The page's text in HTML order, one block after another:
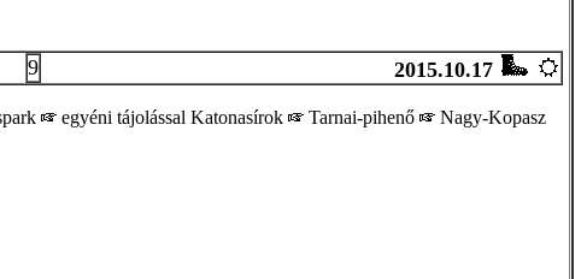
9 2015.10.17
egyéni tájolással Katonasírok Tarnai-pihenő
Nagy-Kopasz